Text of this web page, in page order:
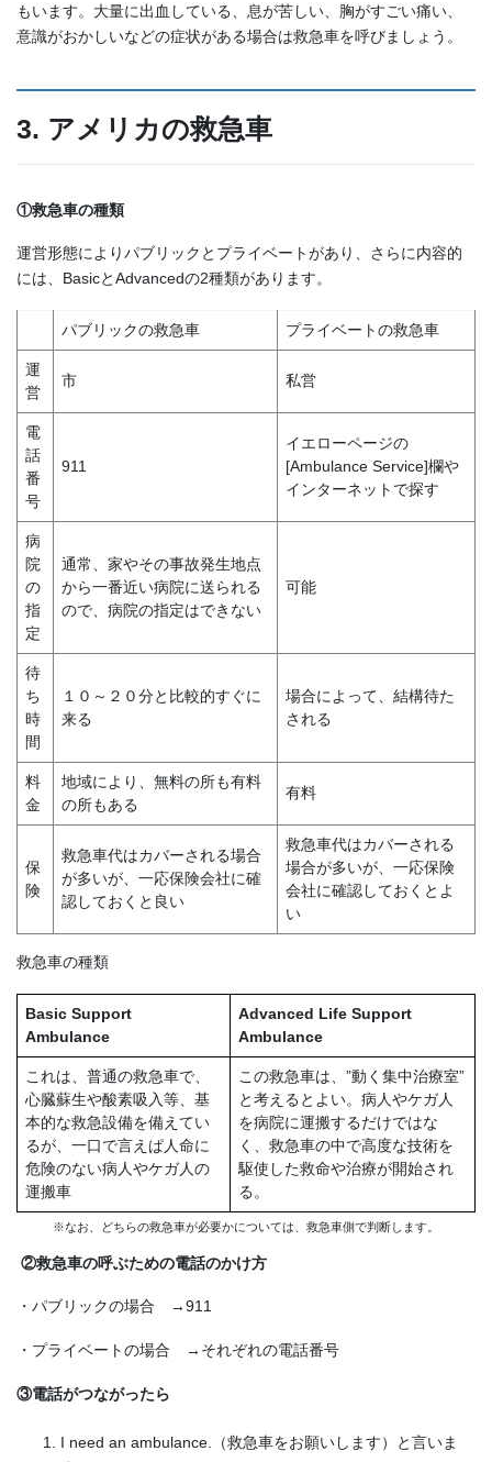
もいます。大量に出血している、息が苦しい、胸がすごい痛い、
意識がおかしいなどの症状がある場合は救急車を呼びましょう。
3. アメリカの救急車
①救急車の種類
運営形態によりパブリックとプライベートがあり、さらに内容的
には、BasicとAdvancedの2種類があります。
パブリックの救急車 プライベートの救急車
運
営
市 私営
電
話
番
号
911
イエローページの
[Ambulance Service]欄や
インターネットで探す
病
院
の
指
定
通常、家やその事故発生地点
から一番近い病院に送られる
ので、病院の指定はできない
可能
待
ち
時
間
１０～２０分と比較的すぐに
来る
場合によって、結構待た
される
料
金
地域により、無料の所も有料
の所もある
有料
保
険
救急車代はカバーされる場合
が多いが、一応保険会社に確
認しておくと良い
救急車代はカバーされる
場合が多いが、一応保険
会社に確認しておくとよ
い
救急車の種類
Basic Support
Ambulance
Advanced Life Support
Ambulance
これは、普通の救急車で、
心臓蘇生や酸素吸入等、基
本的な救急設備を備えてい
るが、一口で言えぱ人命に
危険のない病人やケガ人の
運搬車
この救急車は、”動く集中治療室”
と考えるとよい。病人やケガ人
を病院に運搬するだけではな
く、救急車の中で高度な技術を
駆使した救命や治療が開始され
る。
※なお、どちらの救急車が必要かについては、救急車側で判断します。
②救急車の呼ぶための電話のかけ方
・パブリックの場合 →911
・プライベートの場合 →それぞれの電話番号
③電話がつながったら
I need an ambulance.（救急車をお願いします）と言いま